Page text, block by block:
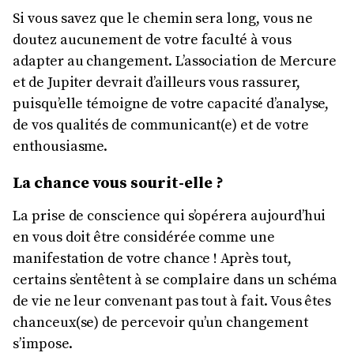
Si vous savez que le chemin sera long, vous ne
doutez aucunement de votre faculté à vous
adapter au changement. L’association de Mercure
et de Jupiter devrait d’ailleurs vous rassurer,
puisqu’elle témoigne de votre capacité d’analyse,
de vos qualités de communicant(e) et de votre
enthousiasme.
La chance vous sourit-elle ?
La prise de conscience qui s’opérera aujourd’hui
en vous doit être considérée comme une
manifestation de votre chance ! Après tout,
certains s’entêtent à se complaire dans un schéma
de vie ne leur convenant pas tout à fait. Vous êtes
chanceux(se) de percevoir qu’un changement
s’impose.